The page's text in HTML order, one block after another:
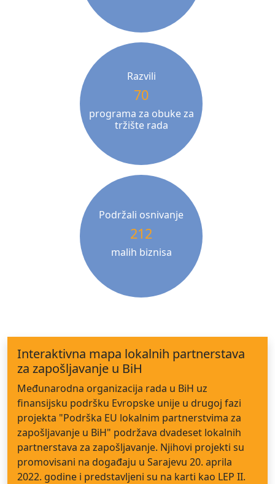
Razvili
70
programa za obuke za
tržište rada
Podržali osnivanje
212
malih biznisa
Interaktivna mapa lokalnih partnerstava
za zapošljavanje u BiH
Međunarodna organizacija rada u BiH uz
finansijsku podršku Evropske unije u drugoj fazi
projekta "Podrška EU lokalnim partnerstvima za
zapošljavanje u BiH" podržava dvadeset lokalnih
partnerstava za zapošljavanje. Njihovi projekti su
promovisani na događaju u Sarajevu 20. aprila
2022. godine i predstavljeni su na karti kao LEP II.